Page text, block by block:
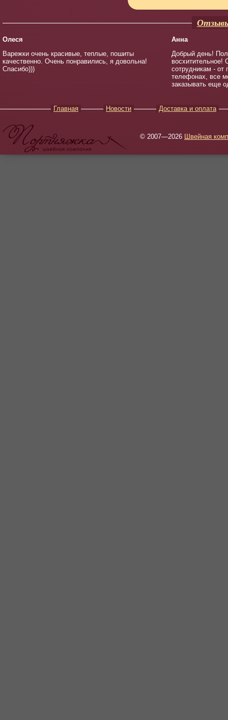
Олеся
Варежки очень красивые, теплые, пошиты
качественно. Очень понравились, я довольна!
Спасибо)))
Анна
Добрый день!
восхитительное!
сотрудникам - от
телефонах, все
заказывать еще
Главная Новости Доставка и оплата
© 2007—2026 Швейная